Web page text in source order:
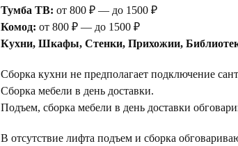
Тумба ТВ: от 800 ₽ — до 1500 ₽
Комод: от 800 ₽ — до 1500 ₽
Кухни, Шкафы, Стенки, Прихожии,
Сборка кухни не предполагает подключение
Сборка мебели в день доставки.
Подъем, сборка мебели в день доставки
В отсутствие лифта подъем и сборка